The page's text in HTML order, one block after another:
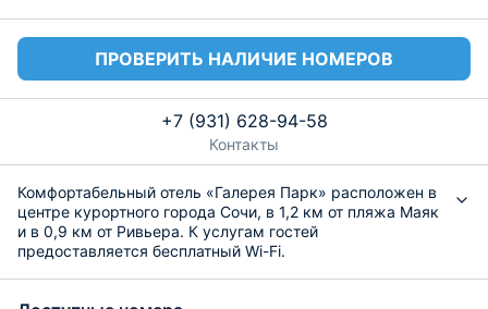
ПРОВЕРИТЬ НАЛИЧИЕ НОМЕРОВ
+7 (931) 628-94-58
Контакты
Комфортабельный отель «Галерея Парк» расположен в
центре курортного города Сочи, в 1,2 км от пляжа Маяк
и в 0,9 км от Ривьера. К услугам гостей
предоставляется бесплатный Wi-Fi.